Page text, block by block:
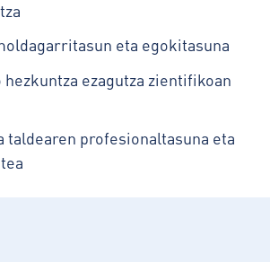
eta egokitasuna
ezagutza zientifikoan
taldearen profesionaltasuna eta